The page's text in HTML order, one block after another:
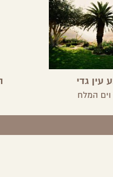
עין גדי
המלח